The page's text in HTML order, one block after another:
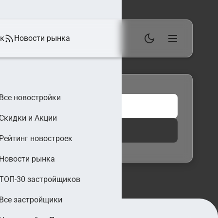
Новости рынка
Все новостройки
Скидки и Акции
Рейтинг новостроек
Новости рынка
30 застройщиков
Все застройщики